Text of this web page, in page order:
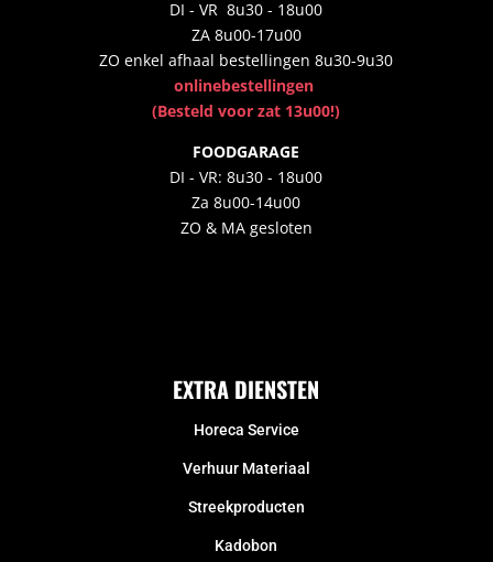
DI - VR 8u30 - 18u00
ZA 8u00-17u00
ZO enkel afhaal bestellingen 8u30-9u30
onlinebestellingen
(Besteld voor zat 13u00!)
FOODGARAGE
DI - VR: 8u30 - 18u00
Za 8u00-14u00
ZO & MA gesloten
EXTRA DIENSTEN
Horeca Service
Verhuur Materiaal
Streekproducten
Kadobon